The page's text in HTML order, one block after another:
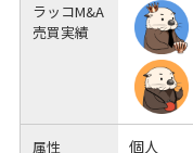
ラッコM&A
売買実績
属性 個人